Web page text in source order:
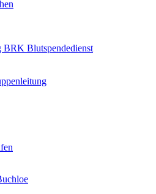
BRK Blutspendedienst